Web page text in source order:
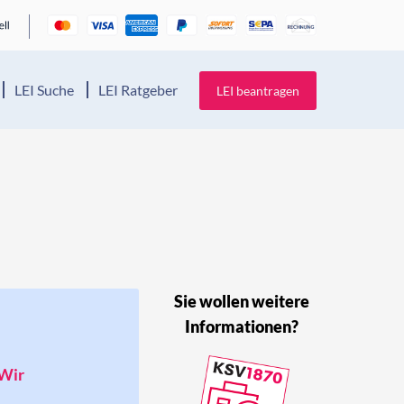
LEI Suche LEI Ratgeber LEI beantragen
Sie wollen weitere
Informationen?